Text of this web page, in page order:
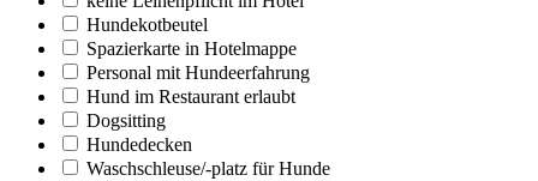
Hundekotbeutel
Spazierkarte in Hotelmappe
Personal mit Hundeerfahrung
Hund im Restaurant erlaubt
Dogsitting
Hundedecken
Waschschleuse/-platz für Hunde